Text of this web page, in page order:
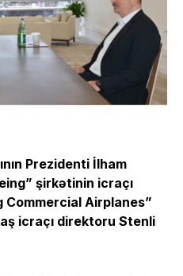
Prezidenti İlham
şirkətinin icraçı
Airplanes”
icraçı direktoru Stenli